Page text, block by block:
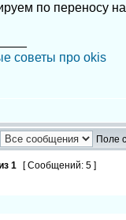
по переносу
советы про okis
Поле
1 [ Сообщений: 5 ]